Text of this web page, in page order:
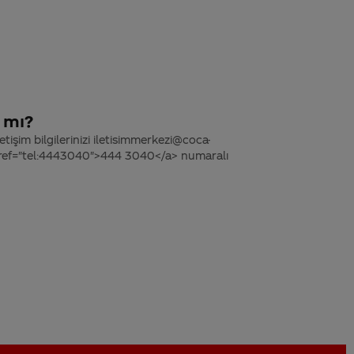
bilgilerinizi iletisimmerkezi@coca-
3040</a> numaralı